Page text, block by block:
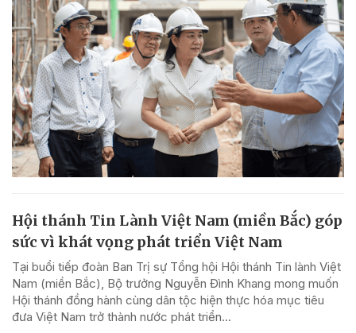
Hội thánh Tin Lành Việt Nam (miền Bắc) góp
sức vì khát vọng phát triển Việt Nam
Tại buổi tiếp đoàn Ban Trị sự Tổng hội Hội thánh Tin lành Việt
Nam (miền Bắc), Bộ trưởng Nguyễn Đình Khang mong muốn
Hội thánh đồng hành cùng dân tộc hiện thực hóa mục tiêu
đưa Việt Nam trở thành nước phát triển...